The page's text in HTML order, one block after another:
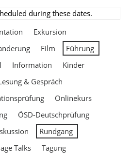
during these dates.
Exkursion
Film
Führung
Information
Kinder
& Gespräch
Onlinekurs
ÖSD-Deutschprüfung
Rundgang
Talks
Tagung